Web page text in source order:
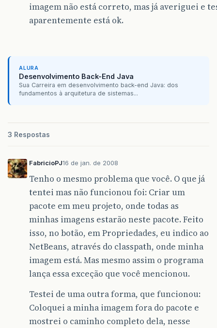
imagem não está correto, mas já averiguei e
aparentemente está ok.
ALURA
Desenvolvimento Back-End Java
Sua Carreira em desenvolvimento back-end Java: dos
fundamentos à arquitetura de sistemas...
3 Respostas
FabricioPJ16 de jan. de 2008
Tenho o mesmo problema que você. O que já
tentei mas não funcionou foi: Criar um
pacote em meu projeto, onde todas as
minhas imagens estarão neste pacote. Feito
isso, no botão, em Propriedades, eu indico ao
NetBeans, através do classpath, onde minha
imagem está. Mas mesmo assim o programa
lança essa exceção que você mencionou.
Testei de uma outra forma, que funcionou:
Coloquei a minha imagem fora do pacote e
mostrei o caminho completo dela, nesse